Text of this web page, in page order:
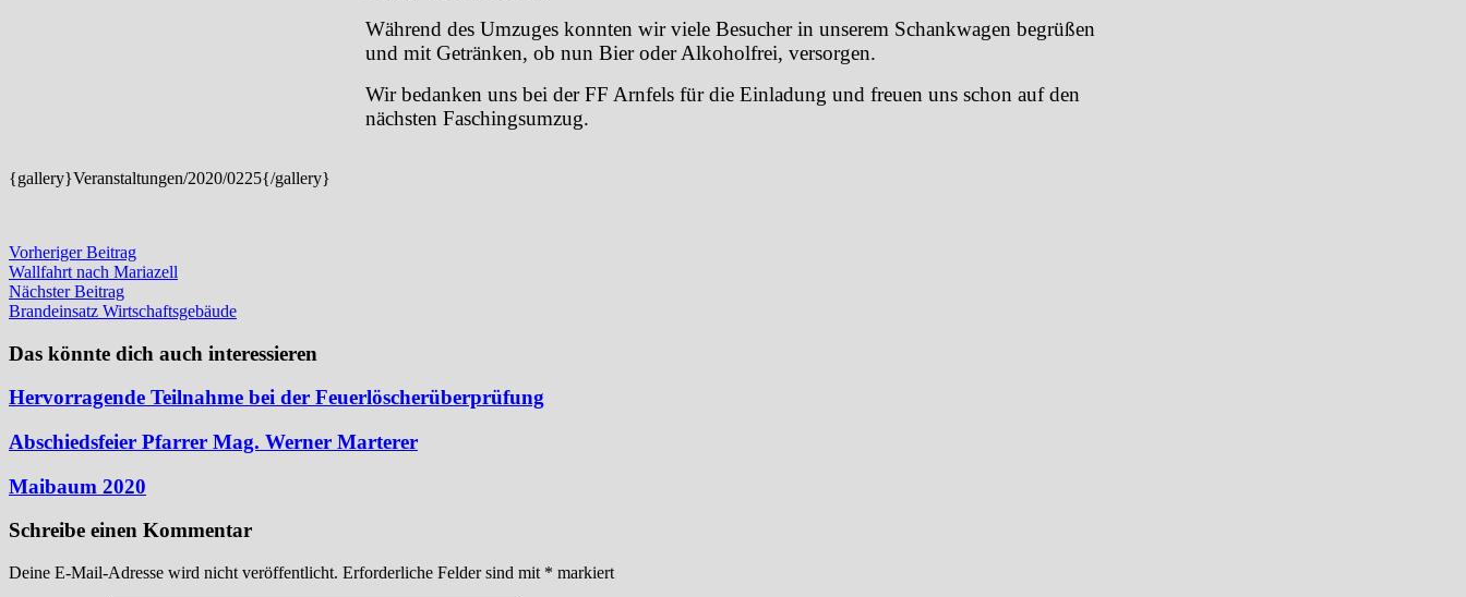
Während des Umzuges konnten wir viele Besucher in unserem Schankwagen begrüßen
und mit Getränken, ob nun Bier oder Alkoholfrei, versorgen.
Wir bedanken uns bei der FF Arnfels für die Einladung und freuen uns schon auf den
nächsten Faschingsumzug.
{gallery}Veranstaltungen/2020/0225{/gallery}
Beitragsnavigation
Vorheriger BeitragVorheriger
Beitrag:
Wallfahrt nach Mariazell
Nächster BeitragNächster
Beitrag:
Brandeinsatz Wirtschaftsgebäude
Das könnte dich auch interessieren
Hervorragende Teilnahme bei der Feuerlöscherüberprüfung
Abschiedsfeier Pfarrer Mag. Werner Marterer
Maibaum 2020
Schreibe einen Kommentar
Deine E-Mail-Adresse wird nicht veröffentlicht. Erforderliche Felder sind mit * markiert